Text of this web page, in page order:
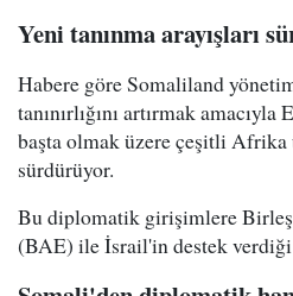
Yeni tanınma arayışları
Habere göre Somaliland
tanınırlığını artırmak
başta olmak üzere çeşitli Afrika
sürdürüyor.
Bu diplomatik girişimlere
(BAE) ile İsrail'in destek